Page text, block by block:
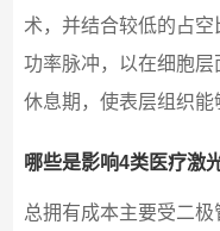
术，并结合较低的占
功率脉冲，以在细胞
休息期，使表层组织能
哪些是影响4类医疗激
总拥有成本主要受二